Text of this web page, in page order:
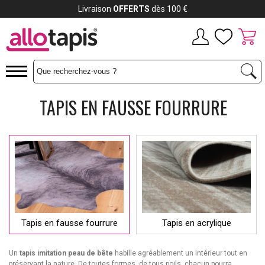
TAPIS EN FAUSSE FOURRURE
Tapis en fausse fourrure Tapis en acrylique
Un tapis imitation peau de bête habille agréablement un intérieur tout en
LivraisonOFFERTS